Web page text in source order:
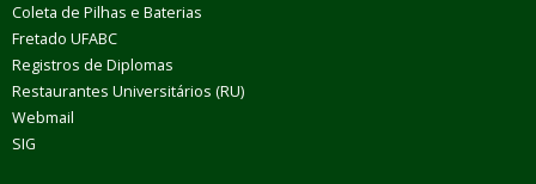
Coleta de Pilhas e Baterias
Fretado UFABC
Registros de Diplomas
Restaurantes Universitários (RU)
Webmail
SIG